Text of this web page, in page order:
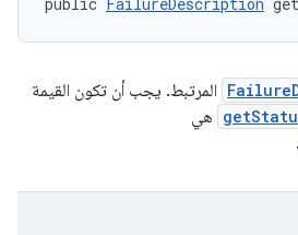
المرتبط. يجب أن تكون القيمة
هي
.